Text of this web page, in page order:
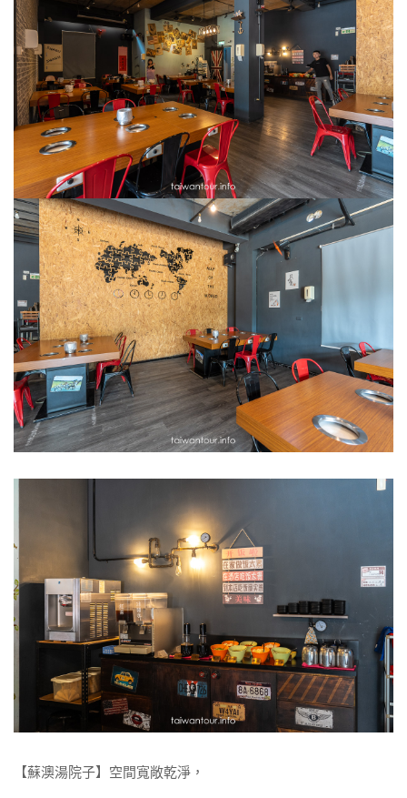
【蘇澳湯院子】空間寬敞乾淨，